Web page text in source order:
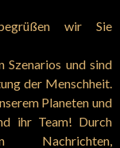
wir Sie
Szenarios und sind
der Menschheit.
Planeten und
ihr Team! Durch
Nachrichten,